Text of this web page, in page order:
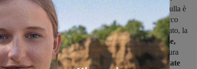
Alcuni colloqui ci sono già stati ma sul loro esito nulla è
il fatto che Pezzati ha deciso di lasciare il Marzocco
Sammaurese). Per quello che riguarda il calcio giocato, la
è attesa dalla trasferta in casa della Correggese,
occupa la
seconda posizione
e mai battuta fra le mura
azzurra mister Ginestra, le cui
dimissioni presentate